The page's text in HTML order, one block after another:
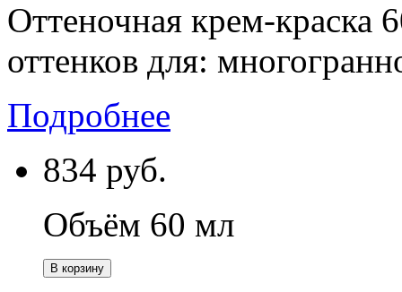
Оттеночная крем-
оттенков для:
Подробнее
834 руб.
Объём 60 мл
В корзину